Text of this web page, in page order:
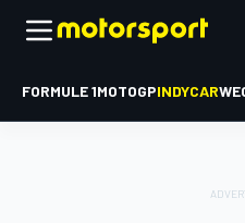
FORMULE 1MOTOGPINDYCAR